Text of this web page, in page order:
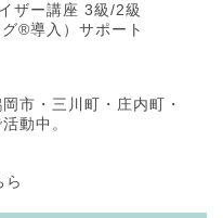
ザー講座 3級/2級
®導入）サポート
市・三川町・庄内町・
動中。
ら